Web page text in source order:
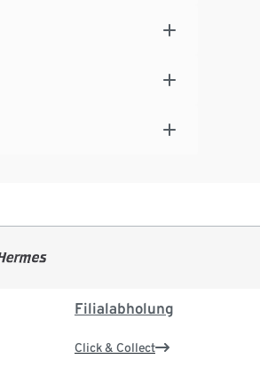
Filialabholung
Click & Collect